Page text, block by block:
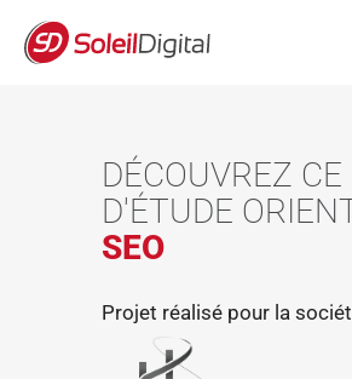
DÉCOUVREZ CE
D'ÉTUDE
SEO
Projet réalisé pour la